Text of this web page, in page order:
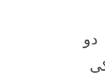
دو